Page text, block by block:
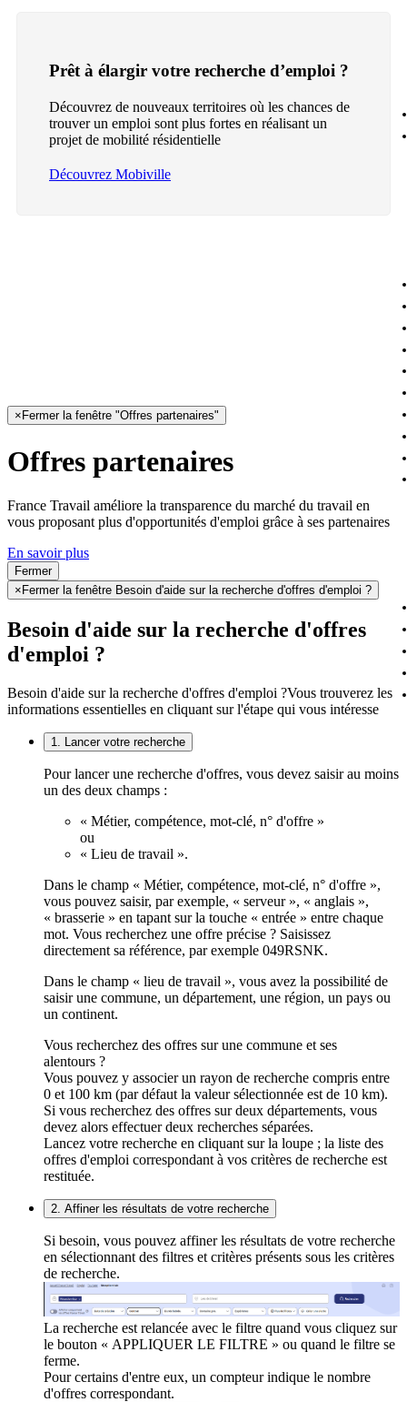
Prêt à élargir votre recherche d’emploi ?
Découvrez de nouveaux territoires où les chances de
trouver un emploi sont plus fortes en réalisant un
projet de mobilité résidentielle
Découvrez Mobiville
× Fermer la fenêtre "Offres partenaires"
Offres partenaires
France Travail améliore la transparence du marché du travail en
vous proposant plus d'opportunités d'emploi grâce à ses partenaires
En savoir plus
Fermer
× Fermer la fenêtre Besoin d'aide sur la recherche d'offres d'emploi ?
Besoin d'aide sur la recherche d'offres
d'emploi ?
Besoin d'aide sur la recherche d'offres d'emploi ?Vous trouverez les
informations essentielles en cliquant sur l'étape qui vous intéresse
1. Lancer votre recherche
Pour lancer une recherche d'offres, vous devez saisir au moins
un des deux champs :
« Métier, compétence, mot-clé, n° d'offre »
ou
« Lieu de travail ».
Dans le champ « Métier, compétence, mot-clé, n° d'offre »,
vous pouvez saisir, par exemple, « serveur », « anglais »,
« brasserie » en tapant sur la touche « entrée » entre chaque
mot. Vous recherchez une offre précise ? Saisissez
directement sa référence, par exemple 049RSNK.
Dans le champ « lieu de travail », vous avez la possibilité de
saisir une commune, un département, une région, un pays ou
un continent.
Vous recherchez des offres sur une commune et ses
alentours ?
Vous pouvez y associer un rayon de recherche compris entre
0 et 100 km (par défaut la valeur sélectionnée est de 10 km).
Si vous recherchez des offres sur deux départements, vous
devez alors effectuer deux recherches séparées.
Lancez votre recherche en cliquant sur la loupe ; la liste des
offres d'emploi correspondant à vos critères de recherche est
restituée.
2. Affiner les résultats de votre recherche
Si besoin, vous pouvez affiner les résultats de votre recherche
en sélectionnant des filtres et critères présents sous les critères
de recherche.
La recherche est relancée avec le filtre quand vous cliquez sur
le bouton « APPLIQUER LE FILTRE » ou quand le filtre se
ferme.
Pour certains d'entre eux, un compteur indique le nombre
d'offres correspondant.